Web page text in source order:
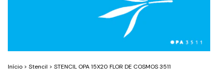
Início > Stencil > STENCIL OPA 15X20 FLOR DE COSMOS 3511